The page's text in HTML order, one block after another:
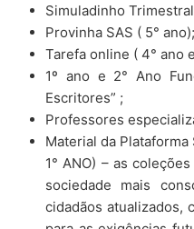
Simuladinho Trimestral
Provinha SAS ( 5° ano);
Tarefa online ( 4° ano
1º ano e 2° Ano
Escritores” ;
Professores
Material da Plataforma
1° ANO) – as
sociedade mais
cidadãos atualizados,